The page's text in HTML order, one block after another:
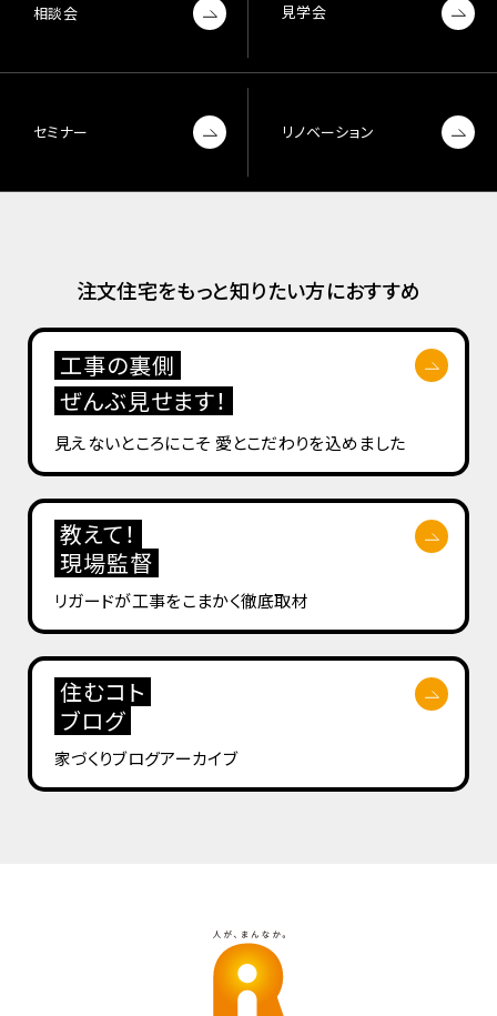
相談会 見学会
セミナー リノベーション
注文住宅をもっと知りたい方におすすめ
工事の裏側
ぜんぶ見せます！
見えないところにこそ 愛とこだわりを込めました
教えて！
現場監督
リガードが工事をこまかく徹底取材
住むコト
ブログ
家づくりブログアーカイブ